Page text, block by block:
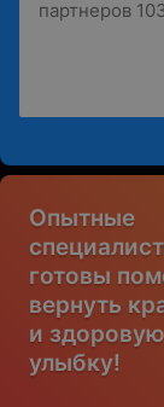
Опытные
готовы
вернуть
и здоровую
улыбку!